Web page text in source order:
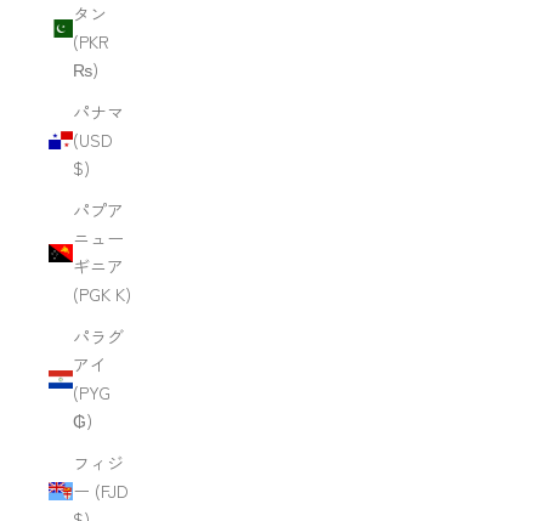
タン
(PKR
₨)
パナマ
(USD
$)
パプア
ニュー
ギニア
(PGK K)
パラグ
アイ
(PYG
₲)
フィジ
ー (FJD